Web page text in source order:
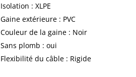
Isolation : XLPE
Gaine extérieure : PVC
Couleur de la gaine : Noir
Sans plomb : oui
Flexibilité du câble : Rigide